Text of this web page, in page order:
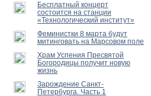
Бесплатный концерт
состоится на станции
«Технологический институт»
Феминистки 8 марта будут
митинговать на Марсовом поле
Храм Успения Пресвятой
Богородицы получит новую
жизнь
Зарождение Санкт-
Петербурга. Часть 1